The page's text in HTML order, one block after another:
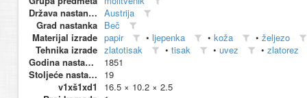
Država nastanka Austrija
Grad nastanka Beč
Materijal izrade papir • ljepenka • koža • željezo
Tehnika izrade zlatotisak • tisak • uvez • zlatorez
Godina nastanka
1851
Stoljeće nastanka
19
v1xš1xd1
16.5 × 10.2 × 2.5